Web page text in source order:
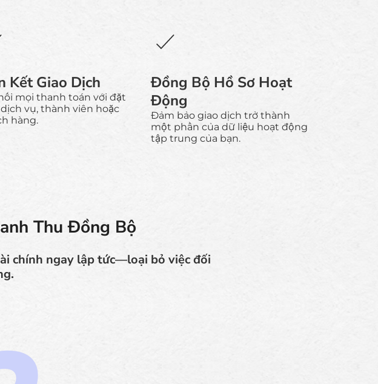
Kết Giao Dịch
mọi thanh toán với đặt
vụ, thành viên hoặc
hàng.
Đồng Bộ Hồ Sơ Hoạt
Động
Đảm bảo giao dịch trở thành
một phần của dữ liệu hoạt động
tập trung của bạn.
Thu Đồng Bộ
chính ngay lập tức—loại bỏ việc đối